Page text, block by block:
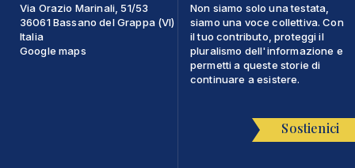
Via Orazio Marinali, 51/53
36061 Bassano del Grappa (VI)
Italia
Google maps
Non siamo solo una testata,
siamo una voce collettiva. Con
il tuo contributo, proteggi il
pluralismo dell'informazione e
permetti a queste storie di
continuare a esistere.
Sostienici